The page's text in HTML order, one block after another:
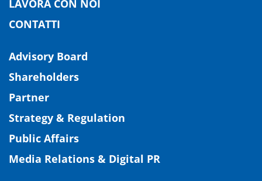
LAVORA CON NOI
CONTATTI
Advisory Board
Shareholders
Partner
Strategy & Regulation
Public Affairs
Media Relations & Digital PR